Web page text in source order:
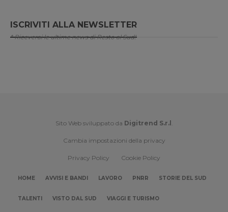
ISCRIVITI ALLA NEWSLETTER
* Riceverai le ultime news di Resto al Sud!
Sito Web sviluppato da Digitrend S.r.l .
Cambia impostazioni della privacy
Privacy Policy Cookie Policy
HOME AVVISI E BANDI LAVORO PNRR STORIE DEL SUD
TALENTI VISTO DAL SUD VIAGGI E TURISMO